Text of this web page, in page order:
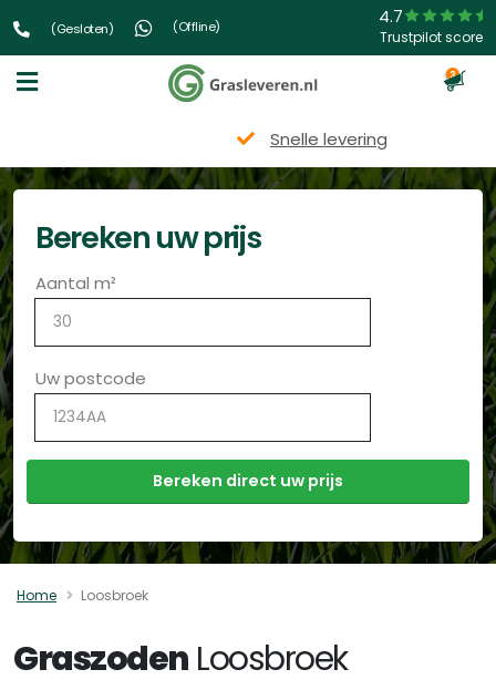
(Gesloten) (Offline) 4.7
Trustpilot score
3
Snelle levering
Bereken uw prijs
Aantal m²
Uw postcode
Home Loosbroek
Graszoden Loosbroek